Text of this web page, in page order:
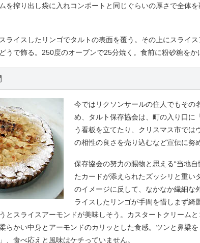
を搾り出し袋に入れコンポートと同じぐらいの厚さで全体
ライスしたリンゴでタルトの表面を覆う。その上にスライ
うで飾る。250度のオーブンで25分焼く。食前に粉砂糖をか
今ではリクソンサールの住人でもその
め、タルト保存協会は、町の入り口に
う看板を立てたり、クリスマス市では
の相性の良さを売り込むなど宣伝に努
保存協会の努力の賜物と思える“当地
たカードが添えられたズッシリと重い
のイメージに反して、なかなか繊細な
ライスしたリンゴが手間を惜しまず綺
とスライスアーモンドが美味しそう。カスタートクリーム
らかい中身とアーモンドのカリッとした食感。ツンと鼻梁を
、食べ応えと風味はケチっていません。